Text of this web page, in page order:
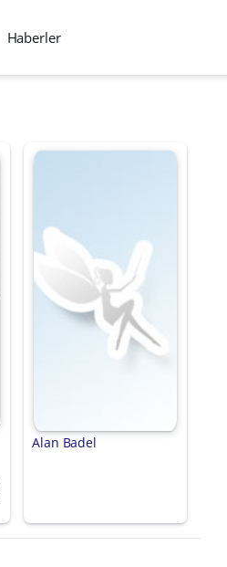
Haberler
Alan Badel